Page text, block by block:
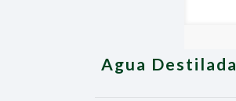
Agua Destilada